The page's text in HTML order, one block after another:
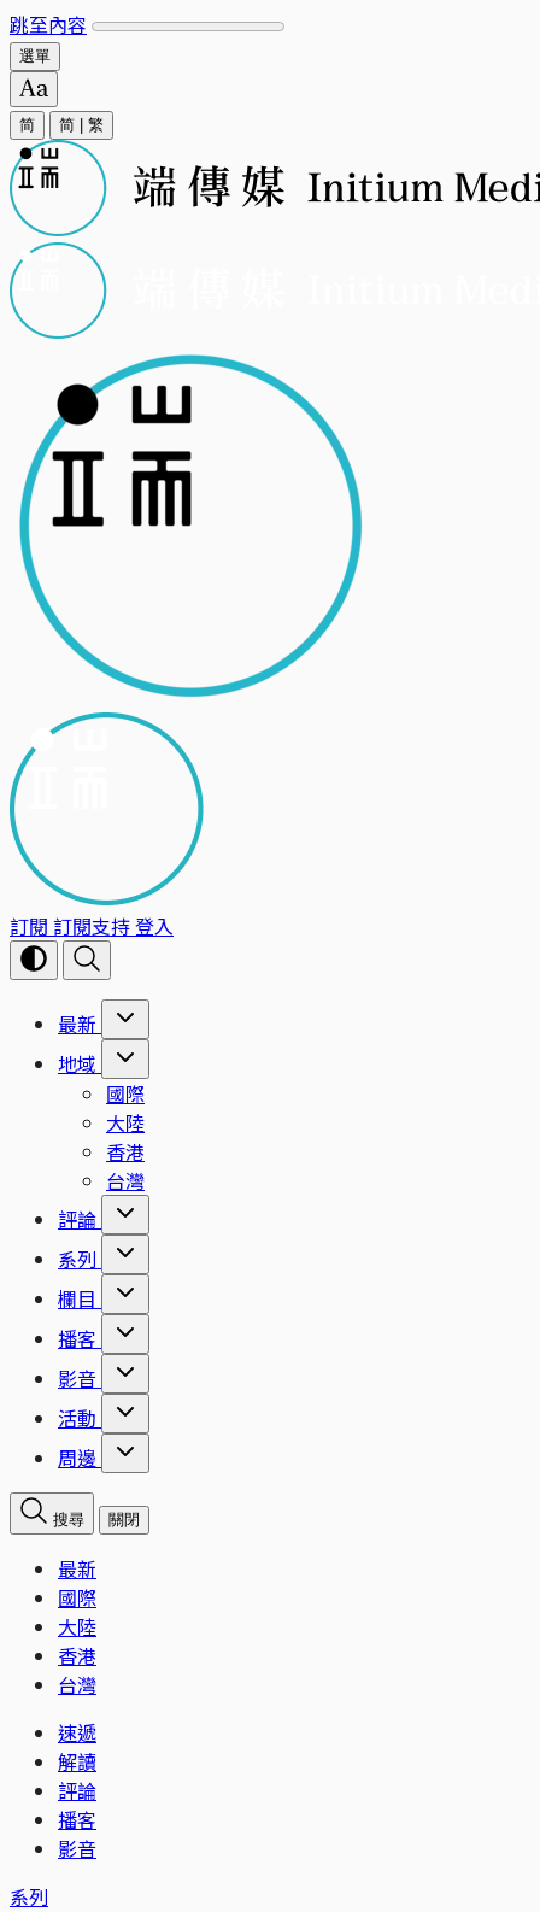
跳至內容
選單
简 简 繁
訂閱 訂閱支持登入
最新
地域
國際
大陸
香港
台灣
評論
系列
欄目
播客
影音
活動
周邊
搜尋 關閉
最新
國際
大陸
香港
台灣
速遞
解讀
評論
播客
影音
系列